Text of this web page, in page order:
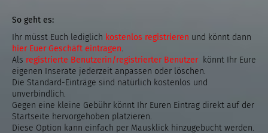
So geht es:
Ihr müsst Euch lediglich kostenlos registrieren und könnt dann
hier Euer Geschäft eintragen
Als registrierte Benutzerin/registrierter Benutzer könnt Ihr Eure
eigenen Inserate jederzeit anpassen oder löschen.
Die Standard-Einträge sind natürlich kostenlos und
unverbindlich.
Gegen eine kleine Gebühr könnt Ihr Euren Eintrag direkt auf der
Startseite hervorgehoben platzieren.
Diese Option kann einfach per Mausklick hinzugebucht werden.